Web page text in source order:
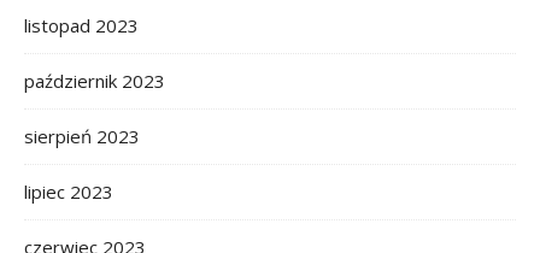
listopad 2023
październik 2023
sierpień 2023
lipiec 2023
czerwiec 2023